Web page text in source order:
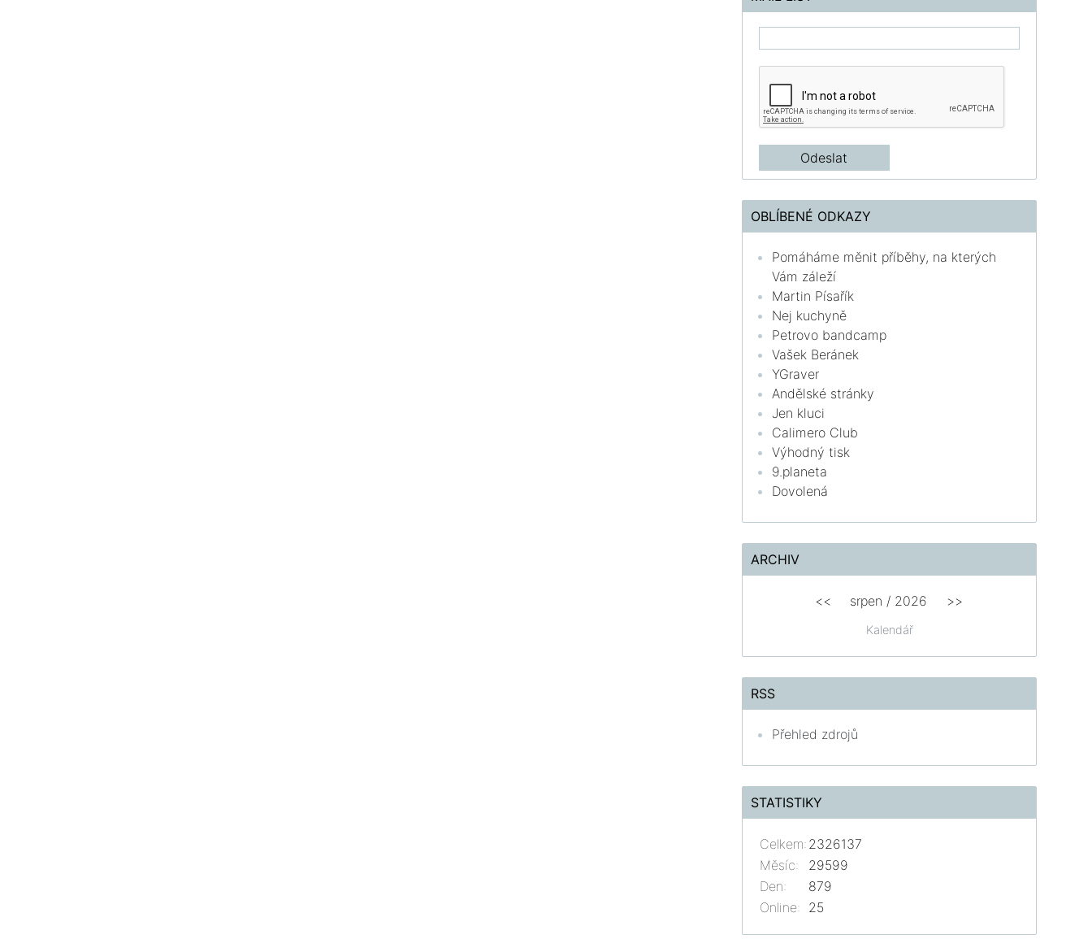
OBLÍBENÉ ODKAZY
Pomáháme měnit příběhy, na kterých
Vám záleží
Martin Písařík
Nej kuchyně
Petrovo bandcamp
Vašek Beránek
YGraver
Andělské stránky
Jen kluci
Calimero Club
Výhodný tisk
9.planeta
Dovolená
ARCHIV
Kalendář
<< srpen / 2026 >>
RSS
Přehled zdrojů
STATISTIKY
Online: 25
Celkem: 2326137
Měsíc:
29599
Den:
879